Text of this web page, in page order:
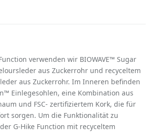
verwenden wir BIOWAVE™ Sugar
aus Zuckerrohr und recyceltem
aus Zuckerrohr. Im Inneren befinden
Einlegesohlen, eine Kombination aus
und FSC- zertifiziertem Kork, die für
sorgen. Um die Funktionalität zu
G-Hike Function mit recyceltem